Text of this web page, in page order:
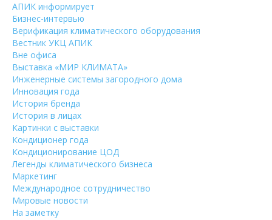
АПИК информирует
Бизнес-интервью
Верификация климатического оборудования
Вестник УКЦ АПИК
Вне офиса
Выставка «МИР КЛИМАТА»
Инженерные системы загородного дома
Инновация года
История бренда
История в лицах
Картинки с выставки
Кондиционер года
Кондиционирование ЦОД
Легенды климатического бизнеса
Маркетинг
Международное сотрудничество
Мировые новости
На заметку